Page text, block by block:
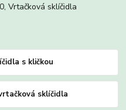
Vrtačková sklíčidla
s kličkou
sklíčidla